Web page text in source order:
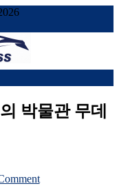
승기, 한상기
박물관 무데
on